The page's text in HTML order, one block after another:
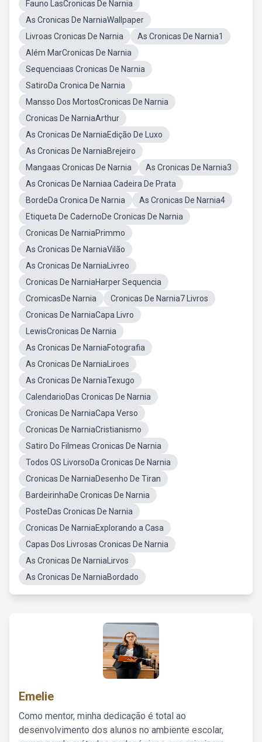
Fauno LasCronicas De Narnia
As Cronicas De NarniaWallpaper
Livroas Cronicas De Narnia
As Cronicas De Narnia1
Além MarCronicas De Narnia
Sequenciaas Cronicas De Narnia
SatiroDa Cronica De Narnia
Mansso Dos MortosCronicas De Narnia
Cronicas De NarniaArthur
As Cronicas De NarniaEdição De Luxo
As Cronicas De NarniaBrejeiro
Mangaas Cronicas De Narnia
As Cronicas De Narnia3
As Cronicas De Narniaa Cadeira De Prata
BordeDa Cronica De Narnia
As Cronicas De Narnia4
Etiqueta De CadernoDe Cronicas De Narnia
Cronicas De NarniaPrimmo
As Cronicas De NarniaVilão
As Cronicas De NarniaLivreo
Cronicas De NarniaHarper Sequencia
CromicasDe Narnia
Cronicas De Narnia7 Livros
Cronicas De NarniaCapa Livro
LewisCronicas De Narnia
As Cronicas De NarniaFotografia
As Cronicas De NarniaLiroes
As Cronicas De NarniaTexugo
CalendarioDas Cronicas De Narnia
Cronicas De NarniaCapa Verso
Cronicas De NarniaCristianismo
Satiro Do Filmeas Cronicas De Narnia
Todos OS LivorsoDa Cronicas De Narnia
Cronicas De NarniaDesenho De Tiran
BardeirinhaDe Cronicas De Narnia
PosteDas Cronicas De Narnia
Cronicas De NarniaExplorando a Casa
Capas Dos Livrosas Cronicas De Narnia
As Cronicas De NarniaLirvos
As Cronicas De NarniaBordado
Emelie
Como mentor, minha dedicação é total ao
desenvolvimento dos alunos no ambiente escolar,